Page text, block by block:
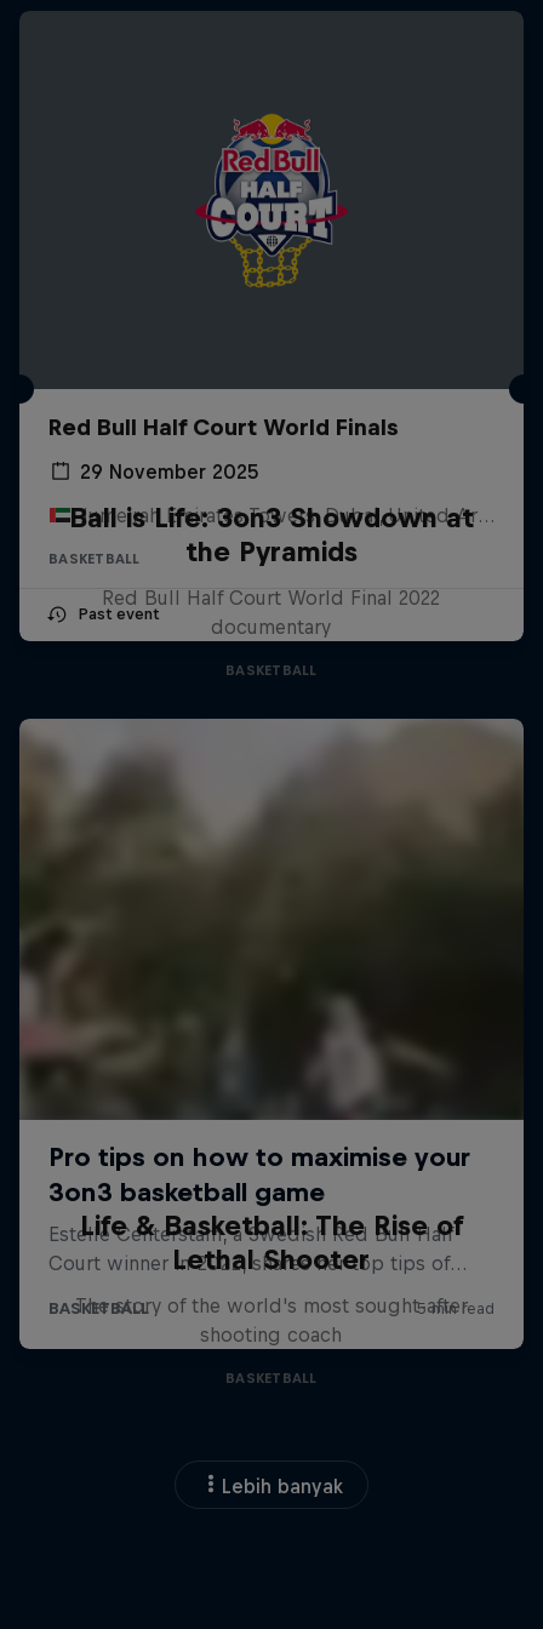
Red Bull Half Court World Finals
29 November 2025
Jumeirah Emirates Towers, Dubai, United Arab Emirates
BASKETBALL
Past event
Ball is Life: 3on3 Showdown at
the Pyramids
Red Bull Half Court World Final 2022
documentary
BASKETBALL
Life & Basketball: The Rise of
Lethal Shooter
The story of the world's most sought-after
shooting coach
BASKETBALL
Lebih banyak